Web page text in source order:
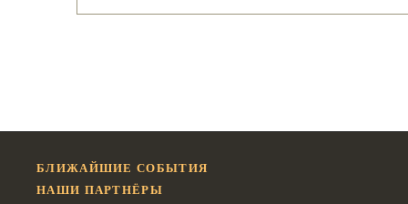
БЛИЖАЙШИЕ СОБЫТИЯ
НАШИ ПАРТНЁРЫ